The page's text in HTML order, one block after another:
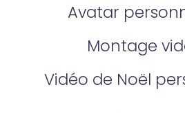
Avatar
Montage
Vidéo de Noël